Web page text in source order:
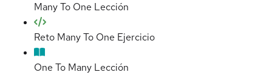
Many To One Lección
Reto Many To One Ejercicio
One To Many Lección